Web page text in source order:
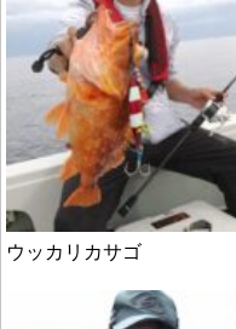
ウッカリカサゴ